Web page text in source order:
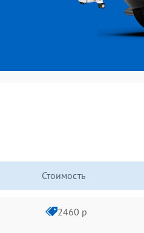
Стоимость
2460 р